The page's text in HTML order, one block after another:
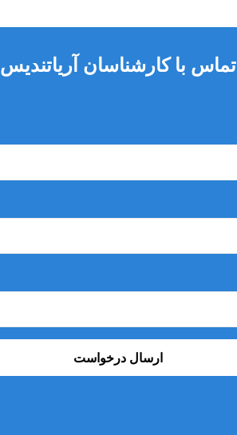
تماس با کارشناسان آریاتندیس
ارسال درخواست